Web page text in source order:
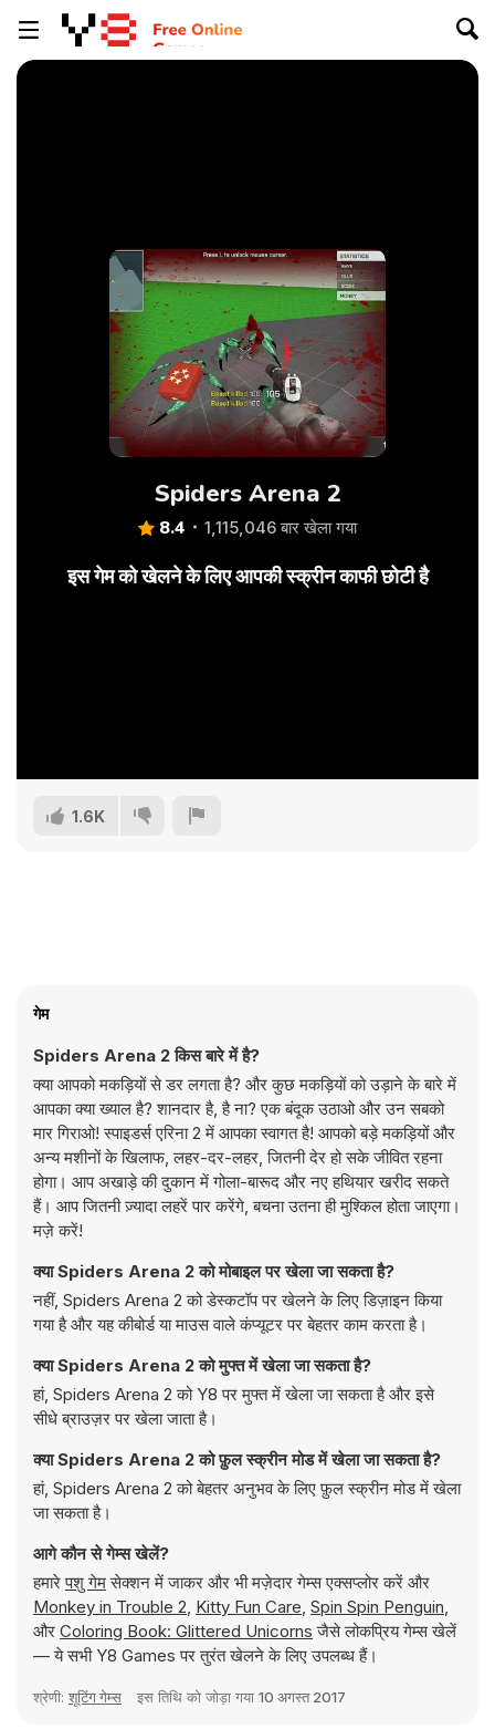
Spiders Arena 2
8.4 1,115,046 बार खेला गया
इस गेम को खेलने के लिए आपकी स्क्रीन काफी छोटी है
1.6K
गेम
Spiders Arena 2 किस बारे में है?
क्या आपको मकड़ियों से डर लगता है? और कुछ मकड़ियों को उड़ाने के बारे में
आपका क्या ख्याल है? शानदार है, है ना? एक बंदूक उठाओ और उन सबको
मार गिराओ! स्पाइडर्स एरिना 2 में आपका स्वागत है! आपको बड़े मकड़ियों और
अन्य मशीनों के खिलाफ, लहर-दर-लहर, जितनी देर हो सके जीवित रहना
होगा। आप अखाड़े की दुकान में गोला-बारूद और नए हथियार खरीद सकते
हैं। आप जितनी ज़्यादा लहरें पार करेंगे, बचना उतना ही मुश्किल होता जाएगा।
मज़े करें!
क्या Spiders Arena 2 को मोबाइल पर खेला जा सकता है?
नहीं, Spiders Arena 2 को डेस्कटॉप पर खेलने के लिए डिज़ाइन किया
गया है और यह कीबोर्ड या माउस वाले कंप्यूटर पर बेहतर काम करता है।
क्या Spiders Arena 2 को मुफ्त में खेला जा सकता है?
हां, Spiders Arena 2 को Y8 पर मुफ्त में खेला जा सकता है और इसे
सीधे ब्राउज़र पर खेला जाता है।
क्या Spiders Arena 2 को फ़ुल स्क्रीन मोड में खेला जा सकता है?
हां, Spiders Arena 2 को बेहतर अनुभव के लिए फ़ुल स्क्रीन मोड में खेला
जा सकता है।
आगे कौन से गेम्स खेलें?
हमारेपशु गेमसेक्शन में जाकर और भी मज़ेदार गेम्स एक्सप्लोर करें और
Monkey in Trouble 2, Kitty Fun Care, Spin Spin Penguin,
और Coloring Book: Glittered Unicorns जैसे लोकप्रिय गेम्स खेलें
— ये सभी Y8 Games पर तुरंत खेलने के लिए उपलब्ध हैं।
श्रेणी: शूटिंग गेम्स इस तिथि को जोड़ा गया 10 अगस्त 2017